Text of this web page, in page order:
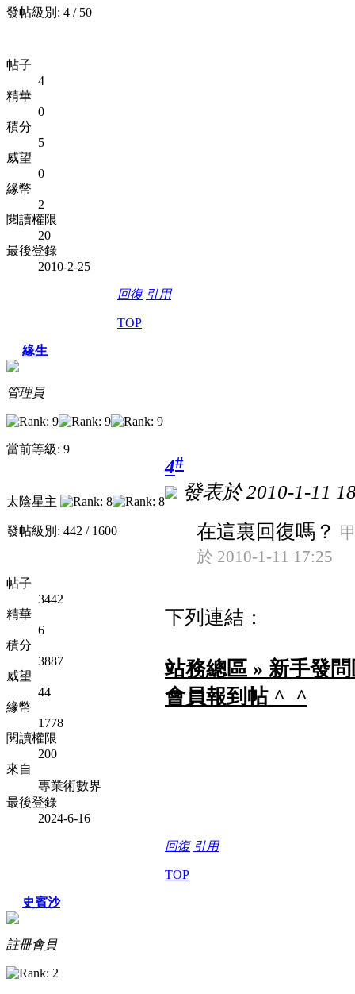
發帖級別: 4 / 50
帖子
4
精華
0
積分
5
威望
0
緣幣
2
閱讀權限
20
最後登錄
2010-2-25
回復 引用
TOP
緣生
管理員
當前等級: 9
太陰星主
發帖級別: 442 / 1600
帖子
3442
精華
6
積分
3887
威望
44
緣幣
1778
閱讀權限
200
來自
專業術數界
最後登錄
2024-6-16
4#
發表於 2010-1-11
在這裏回復嗎？
於 2010-1-11 17:25
下列連結：
站務總區 » 新手發
會員報到帖 ^_^
回復 引用
TOP
史賓沙
註冊會員